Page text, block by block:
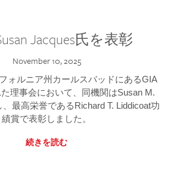
Jacques氏を表彰
November 10, 2025
ォルニア州カールスバッドにあるGIA
理事会において、同機関はSusan M.
最高栄誉であるRichard T. Liddicoat功
績賞で表彰しました。
続きを読む